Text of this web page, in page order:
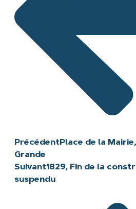
PrécédentPlace de la
Grande
Suivant1829, Fin de la
suspendu